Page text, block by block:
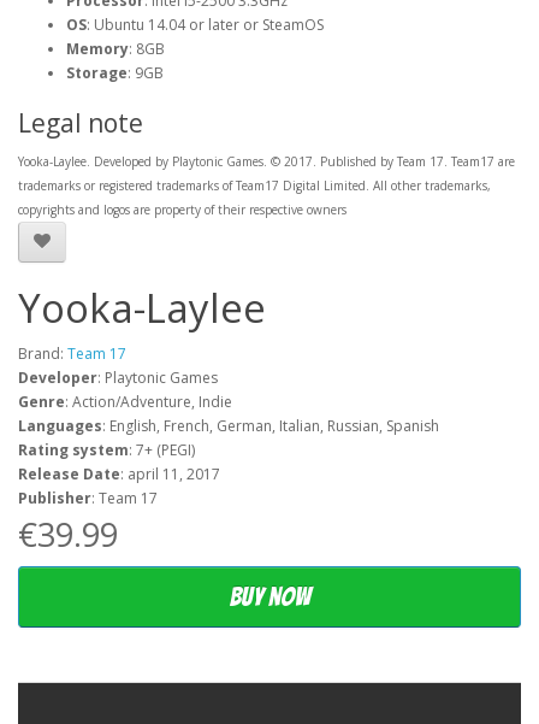
OS: Ubuntu 14.04 or later or SteamOS
Memory: 8GB
Storage: 9GB
Legal note
Yooka-Laylee. Developed by Playtonic Games. © 2017. Published by Team 17. Team17 are
trademarks or registered trademarks of Team17 Digital Limited. All other trademarks,
copyrights and logos are property of their respective owners
Yooka-Laylee
Brand: Team 17
Developer: Playtonic Games
Genre: Action/Adventure, Indie
Languages: English, French, German, Italian, Russian, Spanish
Rating system: 7+ (PEGI)
Release Date: april 11, 2017
Publisher: Team 17
€39.99
Buy now